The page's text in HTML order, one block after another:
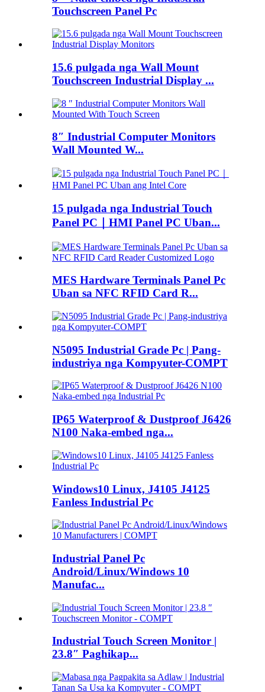
Touchscreen Panel Pc
15.6 pulgada nga Wall Mount
Touchscreen Industrial Display ...
8″ Industrial Computer Monitors
Wall Mounted W...
15 pulgada nga Industrial Touch
Panel PC｜HMI Panel PC Uban...
MES Hardware Terminals Panel Pc
Uban sa NFC RFID Card R...
N5095 Industrial Grade Pc | Pang-
industriya nga Kompyuter-COMPT
IP65 Waterproof & Dustproof J6426
N100 Naka-embed nga...
Windows10 Linux, J4105 J4125
Fanless Industrial Pc
Industrial Panel Pc
Android/Linux/Windows 10
Manufac...
Industrial Touch Screen Monitor |
23.8″ Paghikap...